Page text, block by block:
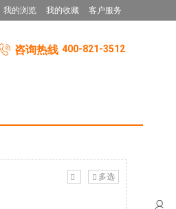
我的浏览 我的收藏 客户服务
咨询热线 400-821-3512
多选